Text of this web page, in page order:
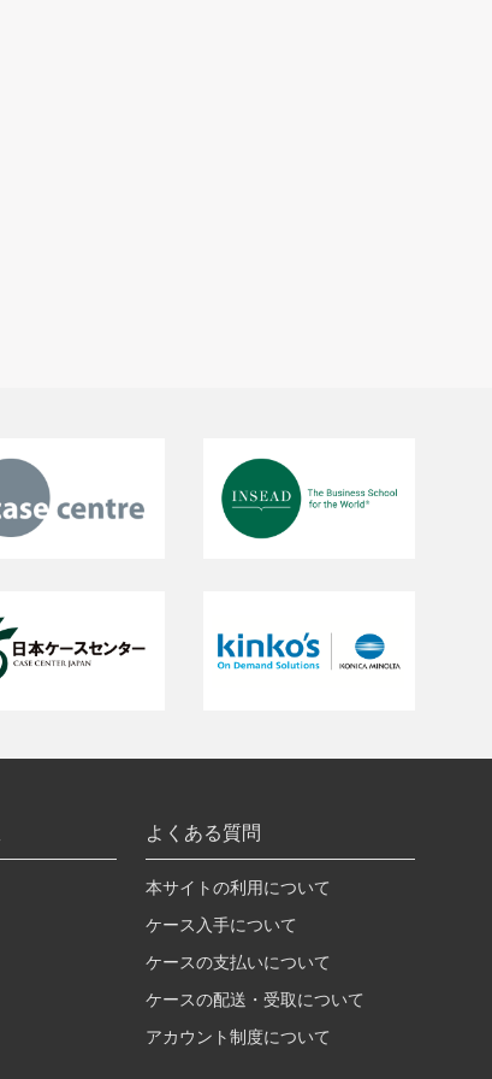
よくある質問
本サイトの利用について
ケース入手について
ケースの支払いについて
ケースの配送・受取について
アカウント制度について